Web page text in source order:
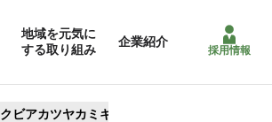
地域を元気に
する取り組み
企業紹介
採用情報
クビアカツヤカミキリ